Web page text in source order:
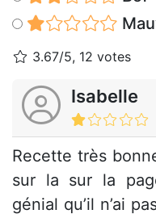
3.67/5, 12 votes
Isabelle
Recette très
sur la sur la
génial qu’il n’ai